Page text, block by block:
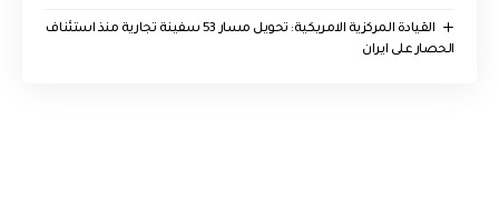
القيادة المركزية الامريكية: تحويل مسار 53 سفينة تجارية منذ استئناف
الحصار على ايران